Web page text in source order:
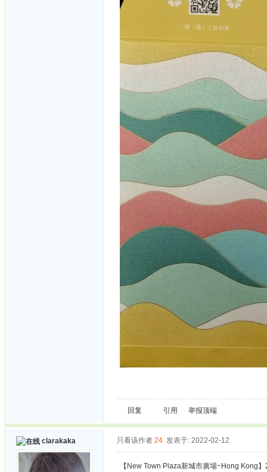
回复 引用 举报顶端
clarakaka 只看该作者 24 发表于: 2022-02-12
【New Town Plaza新城市廣場~Hong Kong